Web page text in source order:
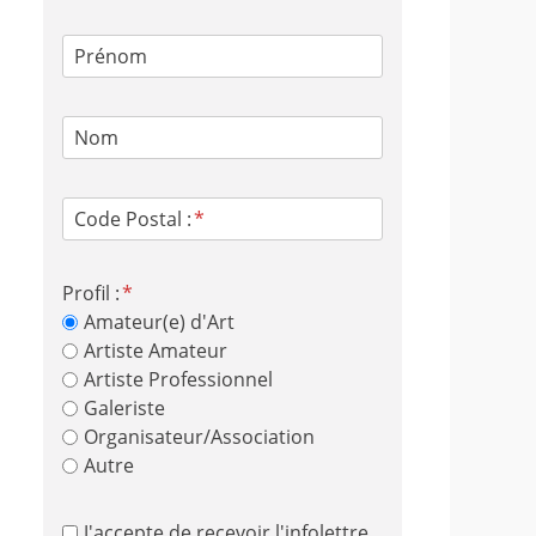
Prénom
Nom
Code Postal :
Profil :
Amateur(e) d'Art
Artiste Amateur
Artiste Professionnel
Galeriste
Organisateur/Association
Autre